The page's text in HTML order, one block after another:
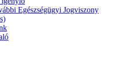
Egészségügyi Jogviszony